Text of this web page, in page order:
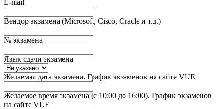
E-mail
Вендор экзамена (Microsoft, Cisco, Oracle и т.д.)
№ экзамена
Язык сдачи экзамена
Желаемая дата экзамена. График экзаменов на сайте VUE
Желаемое время экзамена (с 10:00 до 16:00). График экзаменов
на сайте VUE